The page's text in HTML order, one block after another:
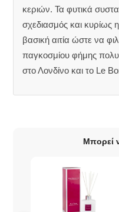
κεριών. Τα φυτικά
σχεδιασμός και κυρίως
βασική αιτία ώστε να
παγκοσμίου φήμης
στο Λονδίνο και το Le
Μπορεί